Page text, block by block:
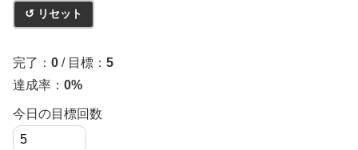
↺ リセット
完了： 0 / 目標： 5
達成率： 0%
今日の目標回数